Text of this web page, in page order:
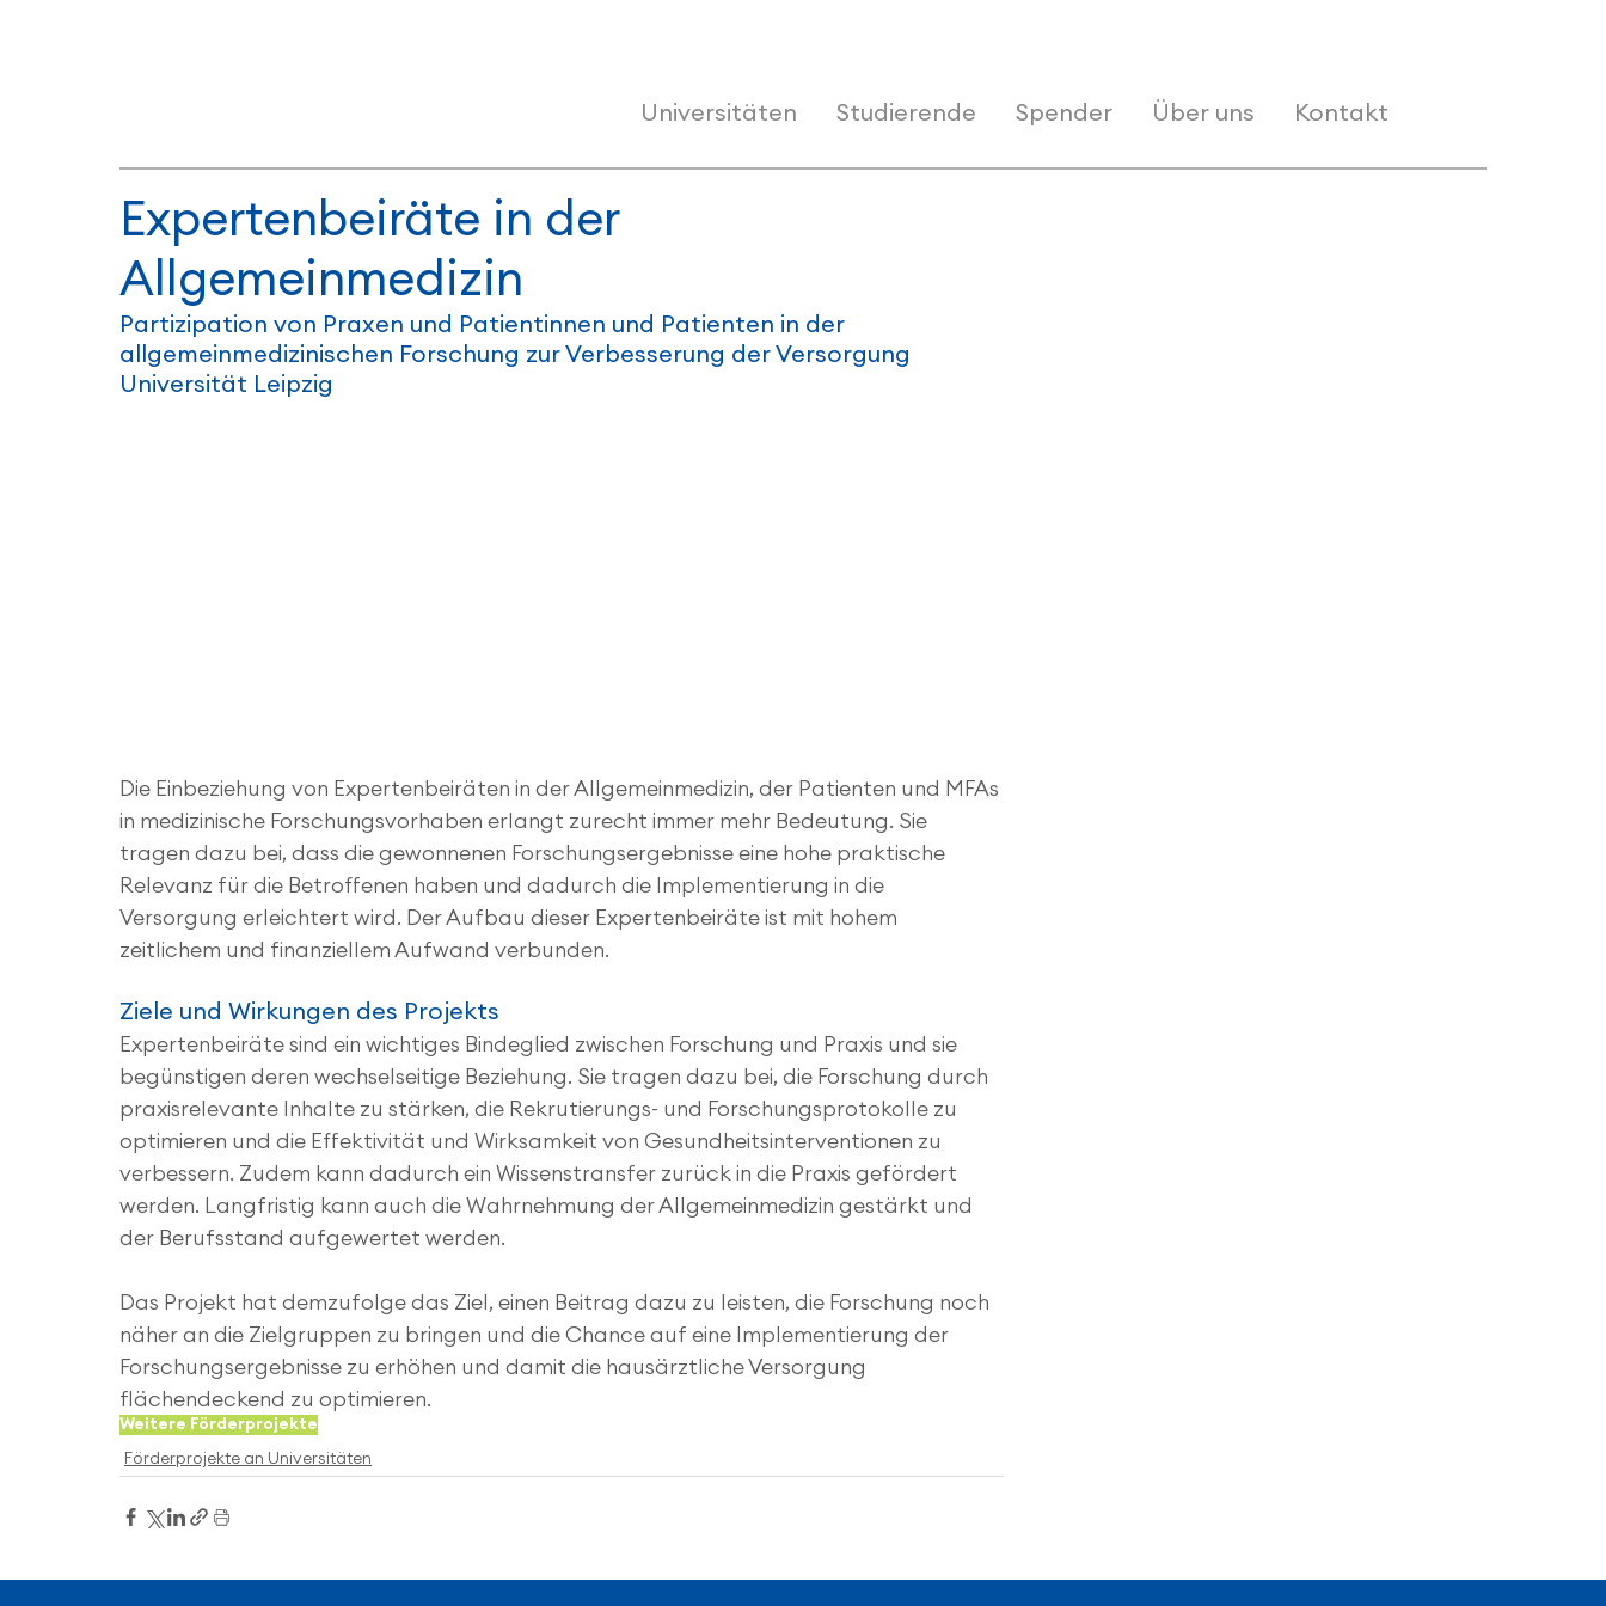
Universitäten Studierende Spender Über uns Kontakt
Expertenbeiräte in der
Allgemeinmedizin
Partizipation von Praxen und Patientinnen und Patienten in der
allgemeinmedizinischen Forschung zur Verbesserung der Versorgung
Universität Leipzig
Die Einbeziehung von Expertenbeiräten in der Allgemeinmedizin, der Patienten und MFAs
in medizinische Forschungsvorhaben erlangt zurecht immer mehr Bedeutung. Sie
tragen dazu bei, dass die gewonnenen Forschungsergebnisse eine hohe praktische
Relevanz für die Betroffenen haben und dadurch die Implementierung in die
Versorgung erleichtert wird. Der Aufbau dieser Expertenbeiräte ist mit hohem
zeitlichem und finanziellem Aufwand verbunden.
Ziele und Wirkungen des Projekts
Expertenbeiräte sind ein wichtiges Bindeglied zwischen Forschung und Praxis und sie
begünstigen deren wechselseitige Beziehung. Sie tragen dazu bei, die Forschung durch
praxisrelevante Inhalte zu stärken, die Rekrutierungs- und Forschungsprotokolle zu
optimieren und die Effektivität und Wirksamkeit von Gesundheitsinterventionen zu
verbessern. Zudem kann dadurch ein Wissenstransfer zurück in die Praxis gefördert
werden. Langfristig kann auch die Wahrnehmung der Allgemeinmedizin gestärkt und
der Berufsstand aufgewertet werden.
Das Projekt hat demzufolge das Ziel, einen Beitrag dazu zu leisten, die Forschung noch
näher an die Zielgruppen zu bringen und die Chance auf eine Implementierung der
Forschungsergebnisse zu erhöhen und damit die hausärztliche Versorgung
flächendeckend zu optimieren.
Weitere Förderprojekte
Förderprojekte an Universitäten